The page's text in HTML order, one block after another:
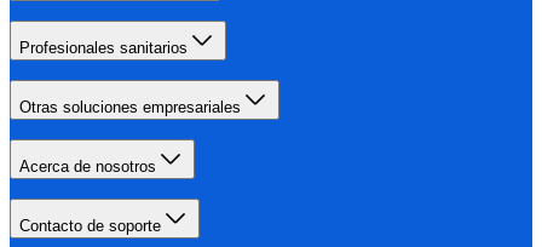
Profesionales sanitarios
Otras soluciones empresariales
Acerca de nosotros
Contacto de soporte